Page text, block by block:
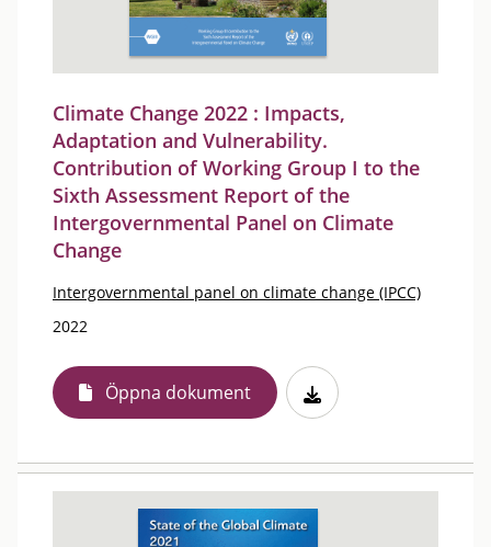
Climate Change 2022 : Impacts,
Adaptation and Vulnerability.
Contribution of Working Group I to the
Sixth Assessment Report of the
Intergovernmental Panel on Climate
Change
Intergovernmental panel on climate change (IPCC)
2022
Öppna dokument